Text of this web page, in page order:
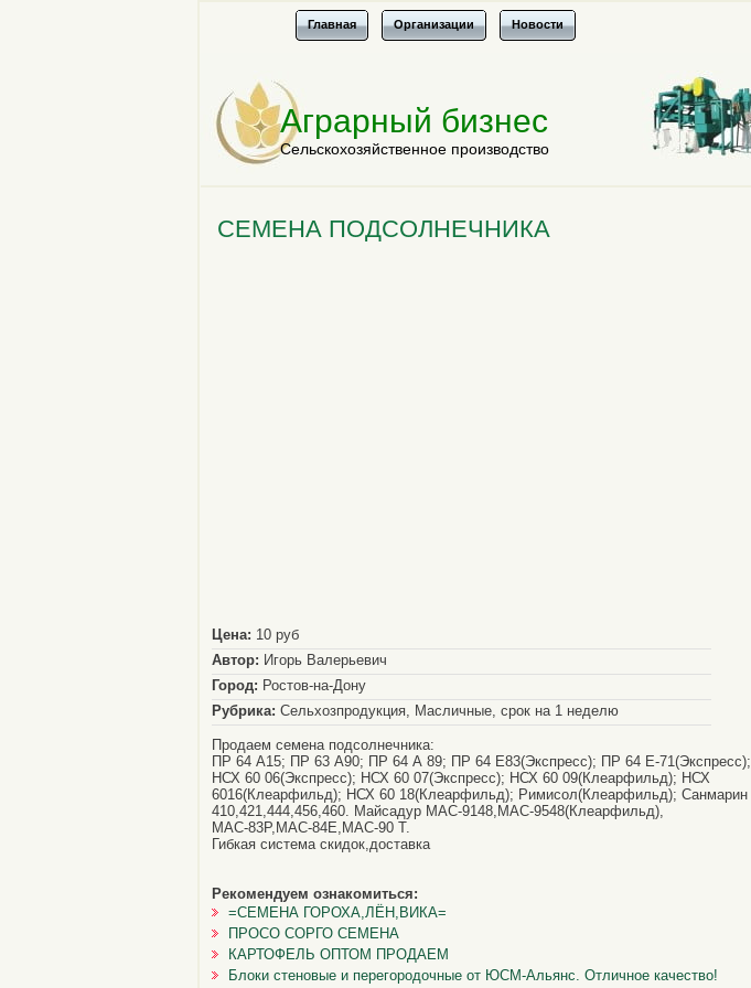
Главная Организации Новости
Аграрный бизнес
Сельскохозяйственное производство
СЕМЕНА ПОДСОЛНЕЧНИКА
Цена: 10 руб
Автор: Игорь Валерьевич
Город: Ростов-на-Дону
Рубрика: Сельхозпродукция, Масличные, срок на 1 неделю
Продаем семена подсолнечника:
ПР 64 А15; ПР 63 А90; ПР 64 А 89; ПР 64 Е83(Экспресс); ПР 64 Е-71(Экспресс);
НСХ 60 06(Экспресс); НСХ 60 07(Экспресс); НСХ 60 09(Клеарфильд); НСХ
6016(Клеарфильд); НСХ 60 18(Клеарфильд); Римисол(Клеарфильд); Санмарин
410,421,444,456,460. Майсадур МАС-9148,МАС-9548(Клеарфильд),
МАС-83Р,МАС-84Е,МАС-90 Т.
Гибкая система скидок,доставка
Рекомендуем ознакомиться:
=СЕМЕНА ГОРОХА,ЛЁН,ВИКА=
ПРОСО СОРГО СЕМЕНА
КАРТОФЕЛЬ ОПТОМ ПРОДАЕМ
Блоки стеновые и перегородочные от ЮСМ-Альянс. Отличное качество!